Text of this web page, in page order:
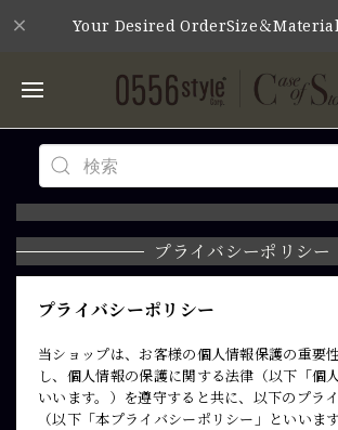
Your Desired OrderSize＆
プライバシーポリシー
プライバシーポリシー
当ショップは、お客様の個人情報保護の重要
し、個人情報の保護に関する法律（以下「個
いいます。）を遵守すると共に、以下のプラ
（以下「本プライバシーポリシー」といいま